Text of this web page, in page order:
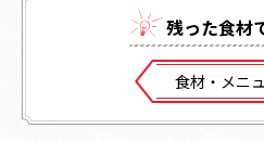
残った⾷材
⾷材・メニ